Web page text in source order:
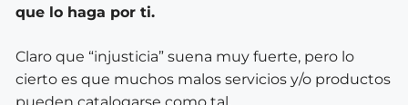
que lo haga por ti.
Claro que “injusticia” suena muy fuerte, pero lo
cierto es que muchos malos servicios y/o productos